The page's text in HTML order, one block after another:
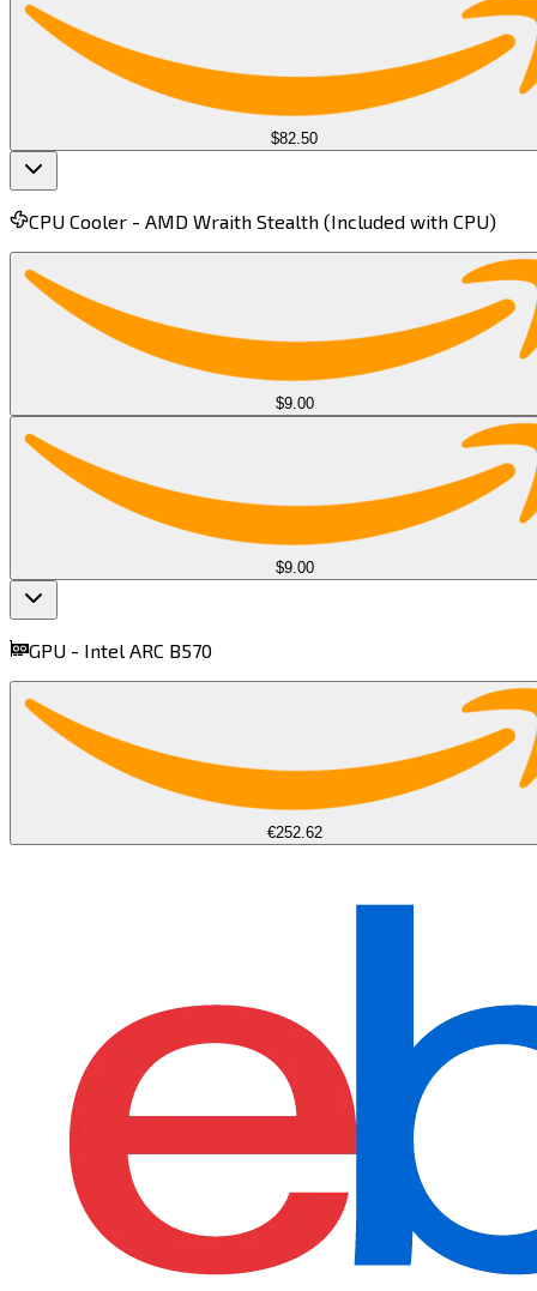
$82.50
find more on
CPU Cooler - AMD Wraith Stealth (Included with CPU)​​​​‌ ‍ ​‍​‍‌‍ ‌ ​‍‌‍‍‌‌‍‌ ‌‍‍‌‌‍ ‍​‍​‍​ ‍‍​‍​‍‌ ​ ‌‍​‌‌‍ ‍‌‍‍‌‌ ‌​‌ ‍‌​‍ ‍‌‍‍‌‌‍ ​‍​‍​‍ ​​‍​‍‌‍‍​‌ ​‍‌‍‌‌‌‍‌‍​‍​‍​ ‍‍​‍​‍​‍ ‌‍​‌‌‍‌​‌‍ ‌‌‍‍‌‌‍ ‍​‍ ‌‍‍‌‌‍ ‍‌ ‌​‌‍‌‌‌‍ ‍‌ ‌​​‍ ‌‍‌‌‌‍‌​‌‍‍‌‌ ‌​​‍ ‌‍ ‌‌‍ ‌‍‌​‌‍‌‌​ ‌‌ ​​‌ ​‍‌‍‌‌‌ ​ ‌‍‌‌‌‍ ‍‌ ‌​‌‍​‌‌ ‌​‌‍‍‌‌‍ ‌‍ ‍​ ‍ ‌‍‍‌‌‍‌​​ ‌‌‍‌​‌‍​ ‌‍​‍​ ‍‌‌‍​‌​ ​‍‌‍‌‍​ ​ ​‍ ‌​ ‌ ​ ‍‌​ ​‌​ ​ ​‍ ‌​ ‌​​ ​ ‌‍​‌‌‍​‌​‍ ‌​ ‍​‌‍​‍​ ‌‌​ ‌ ​‍ ‌‌‍​‌​ ​‌​ ​ ‌‍‌‌‌‍​ ​ ‌‌​ ‌‍​ ​‍​ ‍‌​ ‍‌‌‍​‌​ ‌‍​ ‍ ‌ ‌​‌ ‍‌‌ ​​‌‍‌‌​ ‌‌‍​ ‌ ​​‌ ‌‌‌‍​ ‌‍ ‌‍ ‌‍ ​‌‍‌‌‌ ​‍​ ‍ ‌ ​​‌‍​‌‌ ‌​‌‍‍​​ ‌‌‍ ‍‌‍​‌‌‍ ‌‌‍‌‌​ ‌‍​‍‌‍​‌‌ ​ ‌‍‌‌‌‌‌‌‌ ​‍‌‍ ​​ ‌​‍‌‌​ ​‍‌​‌‍‌‍​‌‌‍‌​‌‍ ‌‌‍‍‌‌‍ ‍​‍‌‍‌‍‍‌‌‍‌​​ ‌‌‍‌​‌‍​ ‌‍​‍​ ‍‌‌‍​‌​ ​‍‌‍‌‍​ ​ ​‍ ‌​ ‌ ​ ‍‌​ ​‌​ ​ ​‍ ‌​ ‌​​ ​ ‌‍​‌‌‍​‌​‍ ‌​ ‍​‌‍​‍​ ‌‌​ ‌ ​‍ ‌‌‍​‌​ ​‌​ ​ ‌‍‌‌‌‍​ ​ ‌‌​ ‌‍​ ​‍​ ‍‌​ ‍‌‌‍​‌​ ‌‍​‍‌‍‌ ‌​‌ ‍‌‌ ​​‌‍‌‌​ ‌‌‍​ ‌ ​​‌ ‌‌‌‍​ ‌‍ ‌‍ ‌‍ ​‌‍‌‌‌ ​‍​‍‌‍‌ ​​‌‍​‌‌ ‌​‌‍‍​​ ‌‌‍ ‍‌‍​‌‌‍ ‌‌‍‌‌​‍‌‍‌ ​​‌‍‌‌‌ ​‍‌ ​ ‌ ​​‌‍‌‌‌‍​ ‌ ‌​‌‍‍‌‌ ‌‍‌‍‌‌​ ‌‌ ​​‌ ‌‌‌‍​‍‌‍ ​‌‍‍‌‌ ​ ‌‍‍​‌‍‌‌‌‍‌​​‍​‍‌ ‌
$9.00
$9.00
GPU - Intel ARC B570​​​​‌ ‍ ​‍​‍‌‍ ‌ ​‍‌‍‍‌‌‍‌ ‌‍‍‌‌‍ ‍​‍​‍​ ‍‍​‍​‍‌ ​ ‌‍​‌‌‍ ‍‌‍‍‌‌ ‌​‌ ‍‌​‍ ‍‌‍‍‌‌‍ ​‍​‍​‍ ​​‍​‍‌‍‍​‌ ​‍‌‍‌‌‌‍‌‍​‍​‍​ ‍‍​‍​‍​‍ ‌‍​‌‌‍‌​‌‍ ‌‌‍‍‌‌‍ ‍​‍ ‌‍‍‌‌‍ ‍‌ ‌​‌‍‌‌‌‍ ‍‌ ‌​​‍ ‌‍‌‌‌‍‌​‌‍‍‌‌ ‌​​‍ ‌‍ ‌‌‍ ‌‍‌​‌‍‌‌​ ‌‌ ​​‌ ​‍‌‍‌‌‌ ​ ‌‍‌‌‌‍ ‍‌ ‌​‌‍​‌‌ ‌​‌‍‍‌‌‍ ‌‍ ‍​ ‍ ‌‍‍‌‌‍‌​​ ‌​ ​‍‌‍‌‍‌‍​ ‌‍​‍​ ‍‌‌‍‌‍​ ​‍‌‍‌​​‍ ‌​ ‍‌​ ‌ ​ ​‍​ ‌‍​‍ ‌​ ‌​​ ​‍​ ​​​ ‌‌​‍ ‌‌‍​‌​ ​‌​ ‍‌​ ‌ ​‍ ‌‌‍‌​​ ‌ ‌‍​‌‌‍​‌​ ‌‌​ ​‌​ ​‍​ ‌​​ ‌ ​ ​‌​ ‍‌​ ​‍​ ‍ ‌ ‌​‌ ‍‌‌ ​​‌‍‌‌​ ‌‌‍‌ ‌ ​​‌ ‌‌​ ‍ ‌ ​​‌‍​‌‌ ‌​‌‍‍​​ ‌‌‍ ‍‌‍​‌‌‍ ‌‌‍‌‌​ ‌‍​‍‌‍​‌‌ ​ ‌‍‌‌‌‌‌‌‌ ​‍‌‍ ​​ ‌​‍‌‌​ ​‍‌​‌‍‌‍​‌‌‍‌​‌‍ ‌‌‍‍‌‌‍ ‍​‍‌‍‌‍‍‌‌‍‌​​ ‌​ ​‍‌‍‌‍‌‍​ ‌‍​‍​ ‍‌‌‍‌‍​ ​‍‌‍‌​​‍ ‌​ ‍‌​ ‌ ​ ​‍​ ‌‍​‍ ‌​ ‌​​ ​‍​ ​​​ ‌‌​‍ ‌‌‍​‌​ ​‌​ ‍‌​ ‌ ​‍ ‌‌‍‌​​ ‌ ‌‍​‌‌‍​‌​ ‌‌​ ​‌​ ​‍​ ‌​​ ‌ ​ ​‌​ ‍‌​ ​‍​‍‌‍‌ ‌​‌ ‍‌‌ ​​‌‍‌‌​ ‌‌‍‌ ‌ ​​‌ ‌‌​‍‌‍‌ ​​‌‍​‌‌ ‌​‌‍‍​​ ‌‌‍ ‍‌‍​‌‌‍ ‌‌‍‌‌​‍‌‍‌ ​​‌‍‌‌‌ ​‍‌ ​ ‌ ​​‌‍‌‌‌‍​ ‌ ‌​‌‍‍‌‌ ‌‍‌‍‌‌​ ‌‌ ​​‌ ‌‌‌‍​‍‌‍ ​‌‍‍‌‌ ​ ‌‍‍​‌‍‌‌‌‍‌​​‍​‍‌ ‌
€252.62